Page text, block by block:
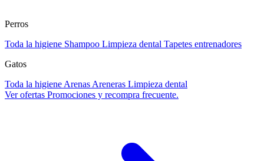
Perros
Toda la higiene Shampoo Limpieza dental Tapetes entrenadores
Gatos
Toda la higiene Arenas Areneras Limpieza dental
Ver ofertas Promociones y recompra frecuente.